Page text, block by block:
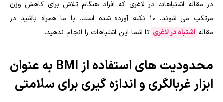
در مقاله اشتباهات در لاغری که افراد هنگام تلاش برای کاهش وزن
مرتکب می شوند، 10 نکته آورده شده است. با ما همراه باشید در
مقاله اشتباه در لاغری تا شما این اشتباهات را انجام ندهید.
محدودیت های استفاده از BMI به عنوان
ابزار غربالگری و اندازه گیری برای سلامتی